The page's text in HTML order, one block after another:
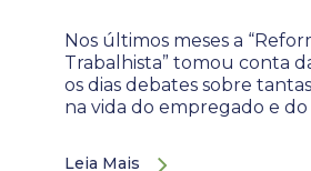
Nos últimos meses a
Trabalhista” tomou conta
os dias debates sobre
na vida do empregado e
Leia Mais